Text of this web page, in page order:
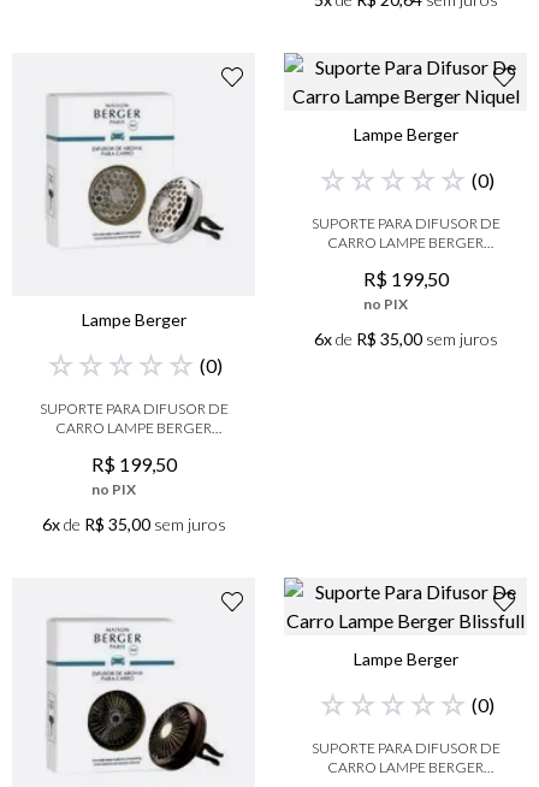
Lampe Berger
☆ ☆ ☆ ☆ ☆ (0)
SUPORTE PARA DIFUSOR DE
CARRO LAMPE BERGER
R$ 199,50
no PIX
6xde R$ 35,00sem juros
Lampe Berger
☆ ☆ ☆ ☆ ☆ (0)
SUPORTE PARA DIFUSOR DE
CARRO LAMPE BERGER
R$ 199,50
no PIX
6xde R$ 35,00sem juros
Lampe Berger
☆ ☆ ☆ ☆ ☆ (0)
SUPORTE PARA DIFUSOR DE
CARRO LAMPE BERGER